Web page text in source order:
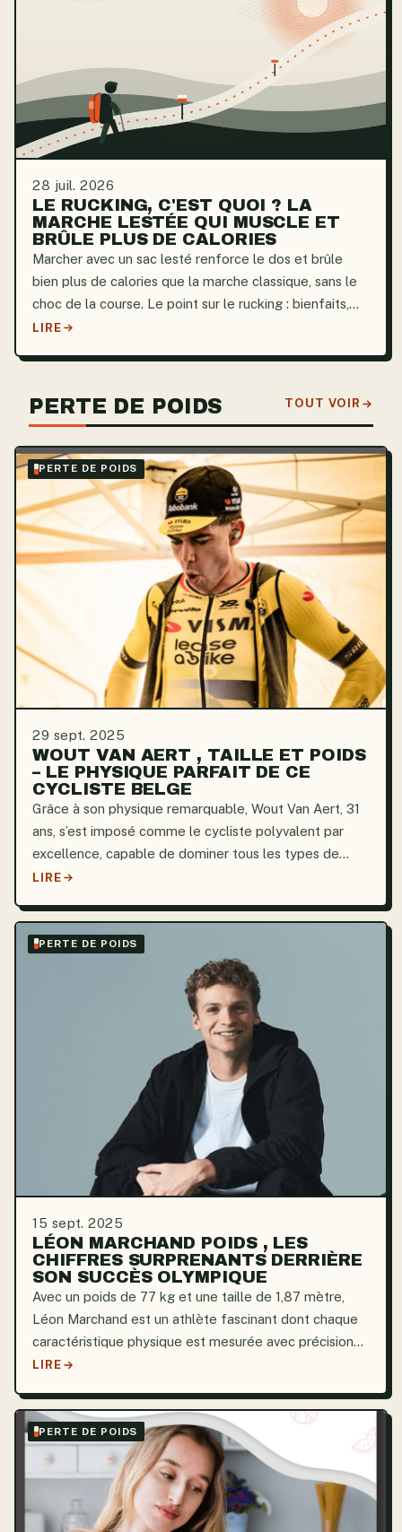
28 juil. 2026
LE RUCKING, C'EST QUOI ? LA
MARCHE LESTÉE QUI MUSCLE ET
BRÛLE PLUS DE CALORIES
Marcher avec un sac lesté renforce le dos et brûle
bien plus de calories que la marche classique, sans le
choc de la course. Le point sur le rucking : bienfaits,
poids et démarrage.
LIRE
PERTE DE POIDS TOUT VOIR
PERTE DE POIDS
29 sept. 2025
WOUT VAN AERT , TAILLE ET POIDS
– LE PHYSIQUE PARFAIT DE CE
CYCLISTE BELGE
Grâce à son physique remarquable, Wout Van Aert, 31
ans, s’est imposé comme le cycliste polyvalent par
excellence, capable de dominer tous les types de
parcours. Sa taille de 1,90 m et son poids de 78 kg lui
LIRE
PERTE DE POIDS
15 sept. 2025
LÉON MARCHAND POIDS , LES
CHIFFRES SURPRENANTS DERRIÈRE
SON SUCCÈS OLYMPIQUE
Avec un poids de 77 kg et une taille de 1,87 mètre,
Léon Marchand est un athlète fascinant dont chaque
caractéristique physique est mesurée avec précision
par la science. Son physique n’est pas le fruit du
LIRE
PERTE DE POIDS